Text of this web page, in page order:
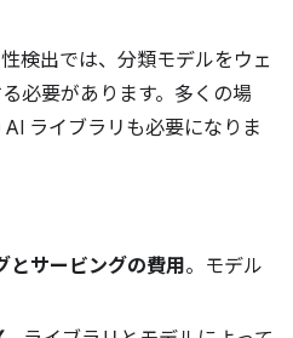
検出では、分類モデルをウェ
必要があります。多くの場
ライブラリも必要になりま
とサービングの費用。モデル